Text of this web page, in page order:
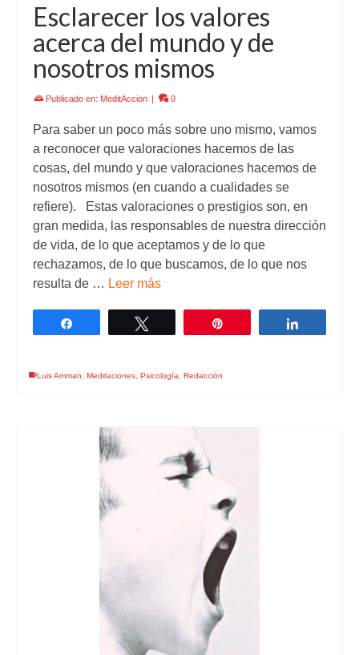
Esclarecer los valores
acerca del mundo y de
nosotros mismos
Publicado en: MeditAccion | 0
Para saber un poco más sobre uno mismo, vamos
a reconocer que valoraciones hacemos de las
cosas, del mundo y que valoraciones hacemos de
nosotros mismos (en cuando a cualidades se
refiere). Estas valoraciones o prestigios son, en
gran medida, las responsables de nuestra dirección
de vida, de lo que aceptamos y de lo que
rechazamos, de lo que buscamos, de lo que nos
resulta de … Leer más
Luis Amman Meditaciones Psicología Redacción